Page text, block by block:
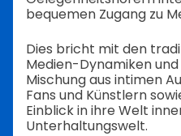
bequemen Zugang zu
Dies bricht mit den
Medien-Dynamiken
Mischung aus intimen
Fans und Künstlern
Einblick in ihre Welt
Unterhaltungswelt.